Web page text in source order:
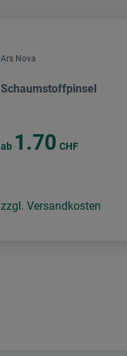
Ars Nova
Schaumstoffpinsel
ab 1.70 CHF
zzgl. Versandkosten